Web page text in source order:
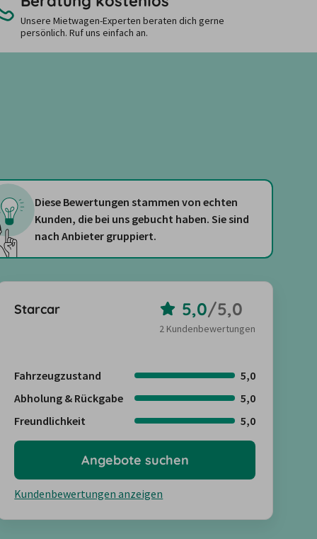
Unsere Mietwagen-Experten beraten dich gerne
persönlich. Ruf uns einfach an.
Diese Bewertungen stammen von echten
Kunden, die bei uns gebucht haben. Sie sind
nach Anbieter gruppiert.
Starcar 5,0/5,0
2 Kundenbewertungen
Fahrzeugzustand
5,0
Abholung & Rückgabe
5,0
Freundlichkeit
5,0
Kundenbewertungen anzeigen
Angebote suchen